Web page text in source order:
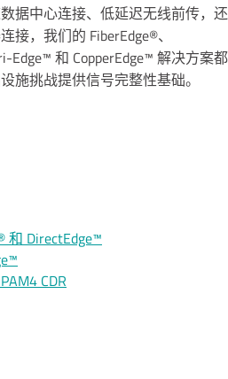
据中心连接、低延迟无线前传，还
接，我们的 FiberEdge®、
Edge™ 和 CopperEdge™ 解决方案都
施挑战提供信号完整性基础。
和 DirectEdge™
CDR